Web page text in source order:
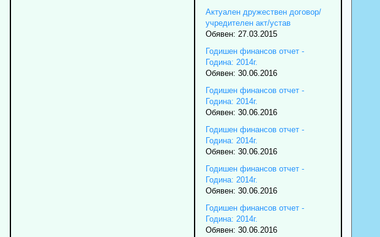
Актуален дружествен договор/
учредителен акт/устав
Обявен: 27.03.2015
Годишен финансов отчет -
Година: 2014г.
Обявен: 30.06.2016
Годишен финансов отчет -
Година: 2014г.
Обявен: 30.06.2016
Годишен финансов отчет -
Година: 2014г.
Обявен: 30.06.2016
Годишен финансов отчет -
Година: 2014г.
Обявен: 30.06.2016
Годишен финансов отчет -
Година: 2014г.
Обявен: 30.06.2016